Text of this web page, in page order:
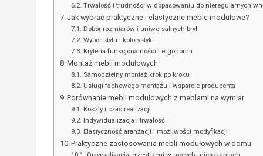
Trwałość i trudności w dopasowaniu do nieregularnych
Jak wybrać praktyczne i elastyczne meble modułowe?
Dobór rozmiarów i uniwersalnych brył
Wybór stylu i kolorystyki
Kryteria funkcjonalności i ergonomii
Montaż mebli modułowych
Samodzielny montaż krok po kroku
Usługi fachowego montażu i wsparcie producenta
Porównanie mebli modułowych z meblami na wymiar
Koszty i czas realizacji
Indywidualizacja i trwałość
Elastyczność aranżacji i możliwości modyfikacji
Praktyczne zastosowania mebli modułowych w domu